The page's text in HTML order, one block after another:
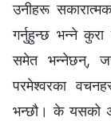
उनीहरू
गर्नुहुन्छ भन्ने
समेत भन्नेछन्,
परमेश्‍वरका
भन्छौ। के यसको